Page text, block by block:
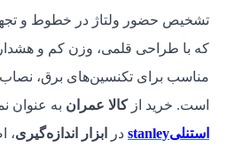
تشخیص حضور ولتاژ در خطوط و
که با طراحی قلمی، وزن کم و
مناسب برای تکنسین‌های برق،
است. خرید ازکالا عمران به عنوان
استنلیstanley
در ابزار اندازه‌گیری،